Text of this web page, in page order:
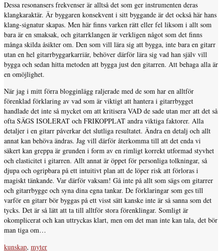
Dessa resonansers frekvenser är alltså det som ger instrumenten deras
klangkaraktär. Är byggaren konsekvent i sitt byggande är det också här hans
klang-signatur skapas. Men här finns varken rätt eller fel liksom i allt som
bara är en smaksak, och gitarrklangen är verkligen något som det finns
många skilda åsikter om. Den som vill lära sig att bygga, inte bara en gitarr
utan en hel gitarrbyggarkarriär, behöver därför lära sig vad han själv vill
bygga och sedan hitta metoden att bygga just den gitarren. Att behaga alla är
en omöjlighet.
När jag i mitt förra blogginlägg raljerade med de som har en alltför
förenklad förklaring av vad som är viktigt att hantera i gitarrbygget
handlade det inte så mycket om att kritisera VAD de sade utan mer att det så
ofta SÄGS ISOLERAT och FRIKOPPLAT andra viktiga faktorer. Alla
detaljer i en gitarr påverkar det slutliga resultatet. Ändra en detalj och allt
annat kan behöva ändras. Jag vill därför återkomma till att det enda vi
säkert kan greppa är grunden i form av en rimligt korrekt utformad styvhet
och elasticitet i gitarren. Allt annat är öppet för personliga tolkningar, så
djupa och ogripbara på ett intuitivt plan att de löper risk att förloras i
magiskt tänkande. Var därför vaksam! Gå inte på allt som sägs om gitarrer
och gitarrbygge och syna dina egna tankar. De förklaringar som ges till
varför en gitarr bör byggas på ett visst sätt kanske inte är så sanna som det
tycks. Det är så lätt att ta till alltför stora förenklingar. Somligt är
okomplicerat och kan uttryckas klart, men om det man inte kan tala, det bör
man tiga om…
kunskap, myter